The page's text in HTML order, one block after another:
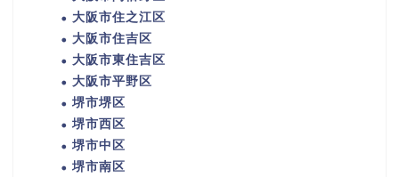
大阪市住之江区
大阪市住吉区
大阪市東住吉区
大阪市平野区
堺市堺区
堺市西区
堺市中区
堺市南区